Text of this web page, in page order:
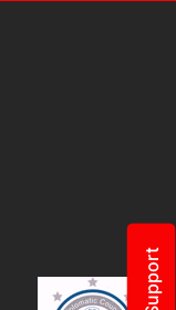
Support